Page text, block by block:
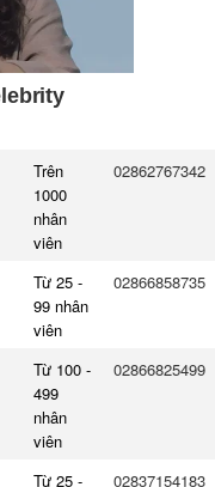
Trên
1000
nhân
viên
02862767342
Từ 25 -
99 nhân
viên
02866858735
Từ 100 -
499
nhân
viên
02866825499
Từ 25 -
02837154183